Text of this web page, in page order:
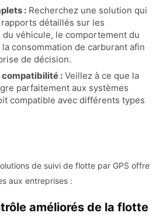
: Recherchez une solution qui
détaillés sur les
véhicule, le comportement du
consommation de carburant afin
de décision.
: Veillez à ce que la
parfaitement aux systèmes
compatible avec différents types
de suivi de flotte par GPS offre
aux entreprises :
améliorés de la flotte